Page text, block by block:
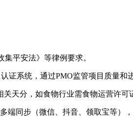
平安法》等律例要求。
系统，通过PMO监管项目质量和进
天分，如食物行业需食物运营许可
同步（微信、抖音、领取宝等），